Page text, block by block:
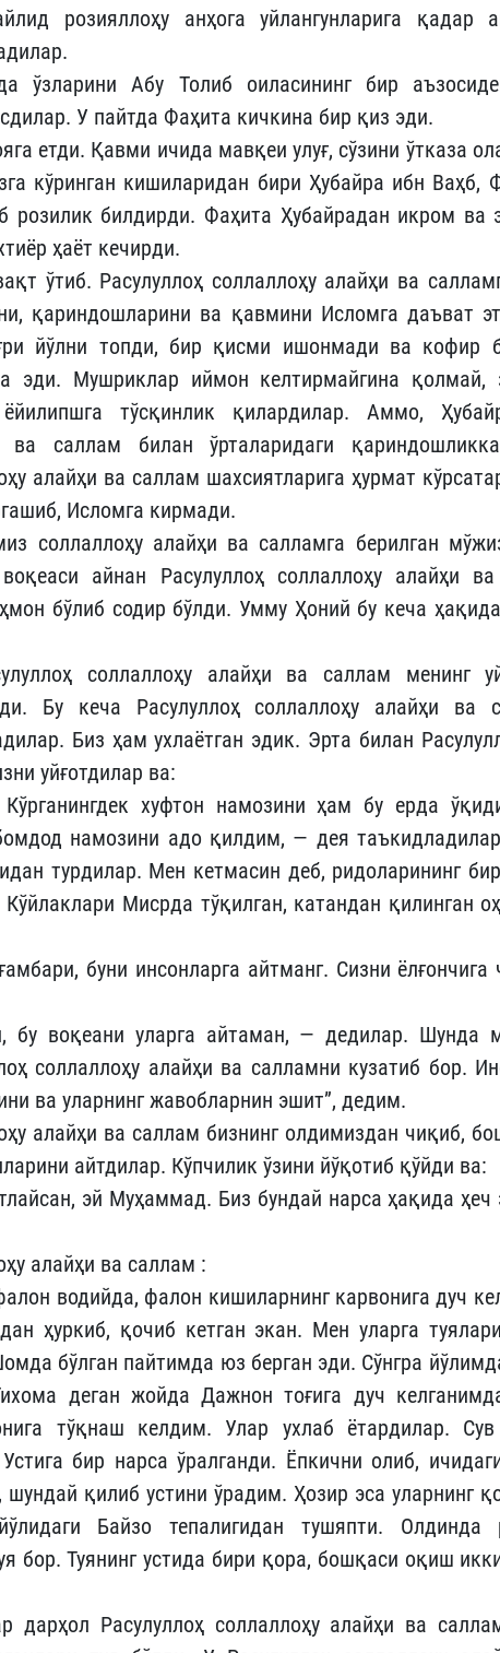
розияллоҳу анҳога уйлангунларига қадар
ўзларини Абу Толиб оиласининг бир
У пайтда Фаҳита кичкина бир қиз эди.
етди. Қавми ичида мавқеи улуғ, сўзини ўтказа
кўринган кишиларидан бири Ҳубайра ибн Ваҳб,
розилик билдирди. Фаҳита Ҳубайрадан икром ва
ҳаёт кечирди.
ўтиб. Расулуллоҳ соллаллоҳу алайҳи ва
қариндошларини ва қавмини Исломга даъват
йўлни топди, бир қисми ишонмади ва кофир
эди. Мушриклар иймон келтирмайгина
тўсқинлик қилардилар. Аммо,
ва саллам билан ўрталаридаги
алайҳи ва саллам шахсиятларига ҳурмат
Исломга кирмади.
соллаллоҳу алайҳи ва салламга берилган
айнан Расулуллоҳ соллаллоҳу алайҳи
бўлиб содир бўлди. Умму Ҳоний бу кеча
соллаллоҳу алайҳи ва саллам менинг
Бу кеча Расулуллоҳ соллаллоҳу алайҳи ва
Биз ҳам ухлаётган эдик. Эрта билан
уйғотдилар ва:
хуфтон намозини ҳам бу ерда
намозини адо қилдим, — дея
турдилар. Мен кетмасин деб, ридоларининг
Мисрда тўқилган, катандан қилинган
буни инсонларга айтманг. Сизни ёлғончига
бу воқеани уларга айтаман, — дедилар. Шунда
соллаллоҳу алайҳи ва салламни кузатиб бор.
ва уларнинг жавобларнин эшит”, дедим.
алайҳи ва саллам бизнинг олдимиздан чиқиб,
айтдилар. Кўпчилик ўзини йўқотиб қўйди ва:
эй Муҳаммад. Биз бундай нарса ҳақида ҳеч
алайҳи ва саллам :
водийда, фалон кишиларнинг карвонига дуч
ҳуркиб, қочиб кетган экан. Мен уларга
бўлган пайтимда юз берган эди. Сўнгра
деган жойда Дажнон тоғига дуч
тўқнаш келдим. Улар ухлаб ётардилар.
бир нарса ўралганди. Ёпкични олиб,
шундай қилиб устини ўрадим. Ҳозир эса уларнинг
Байзо тепалигидан тушяпти. Олдинда
бор. Туянинг устида бири қора, бошқаси оқиш
дарҳол Расулуллоҳ соллаллоҳу алайҳи ва